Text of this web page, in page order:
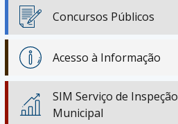
Concursos Públicos
Acesso à Informação
SIM Serviço de Inspeção
Municipal